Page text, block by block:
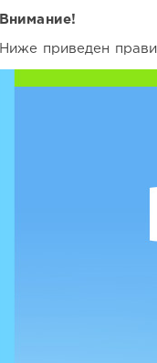
Внимание!
Ниже приведен